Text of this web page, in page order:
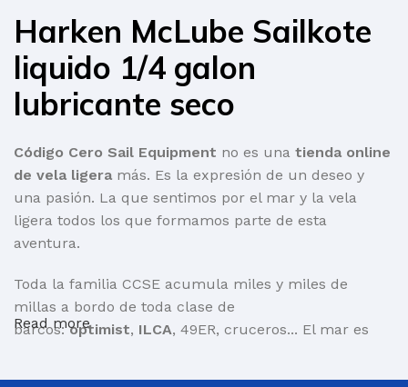
Harken McLube Sailkote
liquido 1/4 galon
lubricante seco
Código Cero Sail Equipment no es una tienda online
de vela ligera más. Es la expresión de un deseo y
una pasión. La que sentimos por el mar y la vela
ligera todos los que formamos parte de esta
aventura.
Toda la familia CCSE acumula miles y miles de
millas a bordo de toda clase de
barcos:optimist, ILCA, 49ER, cruceros... El mar es
Read more